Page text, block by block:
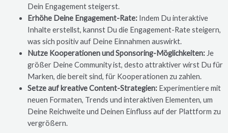
Dein Engagement steigerst.
Erhöhe Deine Engagement-Rate:Indem Du interaktive
Inhalte erstellst, kannst Du die Engagement-Rate steigern,
was sich positiv auf Deine Einnahmen auswirkt.
Nutze Kooperationen und Sponsoring-Möglichkeiten:Je
größer Deine Community ist, desto attraktiver wirst Du für
Marken, die bereit sind, für Kooperationen zu zahlen.
Setze auf kreative Content-Strategien:Experimentiere mit
neuen Formaten, Trends und interaktiven Elementen, um
Deine Reichweite und Deinen Einfluss auf der Plattform zu
vergrößern.